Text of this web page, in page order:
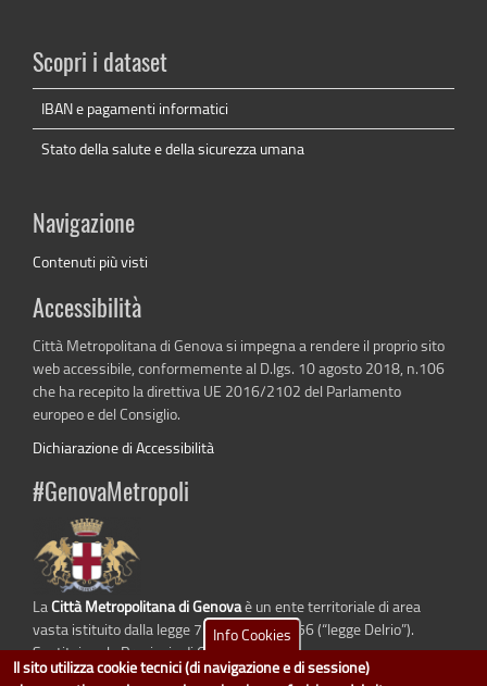
Scopri i dataset
IBAN e pagamenti informatici
Stato della salute e della sicurezza umana
Navigazione
Contenuti più visti
Accessibilità
Città Metropolitana di Genova si impegna a rendere il proprio sito
web accessibile, conformemente al D.lgs. 10 agosto 2018, n.106
che ha recepito la direttiva UE 2016/2102 del Parlamento
europeo e del Consiglio.
Dichiarazione di Accessibilità
#GenovaMetropoli
LaCittà Metropolitana di Genovaè un ente territoriale di area
vasta istituito dalla legge 7 aprile 2014 n. 56 (“legge Delrio”).
Sostituisce la Provincia di Genova.
Info Cookies
Il sito utilizza cookie tecnici (di navigazione e di sessione)